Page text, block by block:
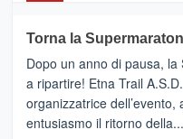
BROOKS
SuperMaratona
dell’Etna,
presentata
l’edizione
2026
Torna la
Dopo un anno di pausa, la
a ripartire! Etna Trail
organizzatrice
entusiasmo il ritorno della...